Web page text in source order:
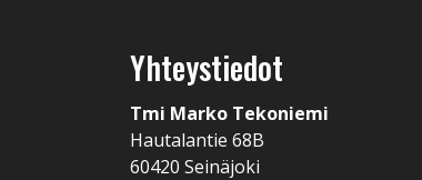
Yhteystiedot
Tmi Marko Tekoniemi
Hautalantie 68B
60420 Seinäjoki